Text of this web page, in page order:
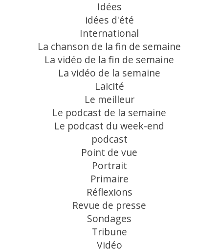
Idées
idées d'été
International
La chanson de la fin de semaine
La vidéo de la fin de semaine
La vidéo de la semaine
Laicité
Le meilleur
Le podcast de la semaine
Le podcast du week-end
podcast
Point de vue
Portrait
Primaire
Réflexions
Revue de presse
Sondages
Tribune
Vidéo